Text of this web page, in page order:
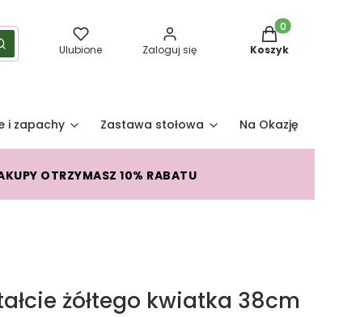
Ulubione Zaloguj się
Produkty w
Koszyk
i zapachy Zastawa stołowa Na Okazję
OTRZYMASZ 10% RABATU
żółtego kwiatka 38cm